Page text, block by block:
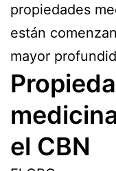
propiedades
están
mayor
el CBN